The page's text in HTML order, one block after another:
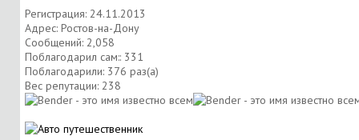
Регистрация: 24.11.2013
Адрес: Ростов-на-Дону
Сообщений: 2,058
Поблагодарил сам:: 331
Поблагодарили: 376 раз(а)
Вес репутации: 238